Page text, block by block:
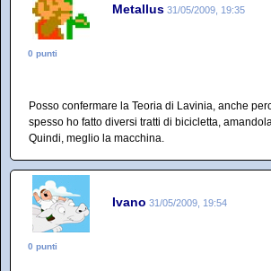
Metallus 31/05/2009, 19:35
0 punti
Posso confermare la Teoria di Lavinia, anche
spesso ho fatto diversi tratti di bicicletta,
Quindi, meglio la macchina.
Ivano 31/05/2009, 19:54
0 punti